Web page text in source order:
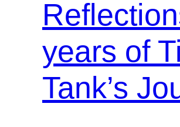
years of
Tank’s